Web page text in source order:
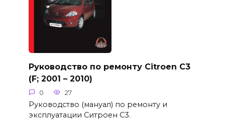
Руководство по ремонту Citroen C3
(F; 2001 – 2010)
0 27
Руководство (мануал) по ремонту и
эксплуатации Ситроен С3.